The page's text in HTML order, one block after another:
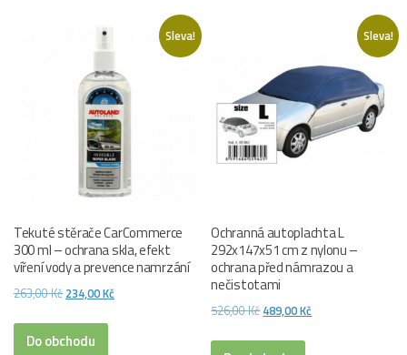
Sleva!
Tekuté stěrače CarCommerce
300 ml – ochrana skla, efekt
víření vody a prevence namrzání
263,00Kč Původní
byla:
234,00KčAktuální
Do obchodu
Sleva!
Ochranná autoplachta L
292x147x51 cm z nylonu –
ochrana před námrazou a
nečistotami
526,00KčPůvodní
489,00KčAktuální